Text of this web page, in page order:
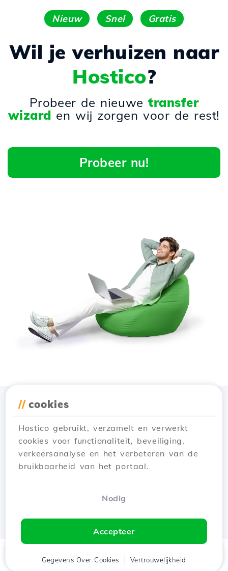
Nieuw Snel Gratis
Wil je verhuizen naar
Hostico?
Probeer de nieuwetransfer
wizard en wij zorgen voor de rest!
Probeer nu!
// cookies
Hostico gebruikt, verzamelt en verwerkt
cookies voor functionaliteit, beveiliging,
verkeersanalyse en het verbeteren van de
bruikbaarheid van het portaal.
Nodig
Accepteer
Gegevens Over Cookies Vertrouwelijkheid
Cliënt
Winkelwagen
Chat
Download de app